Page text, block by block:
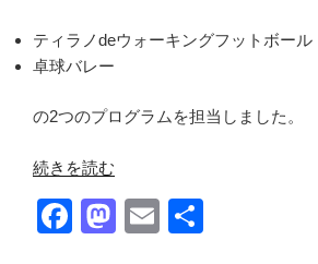
ティラノdeウォーキングフットボール
卓球バレー
の2つのプログラムを担当しました。
“［レ
ー
続きを読む
F
M
E